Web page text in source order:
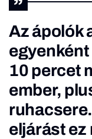
Az ápolók
10 percet
ember,
eljárást ez